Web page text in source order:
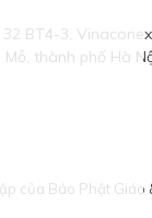
32 BT4-3,
thành phố Hà
của Báo Phật Giáo